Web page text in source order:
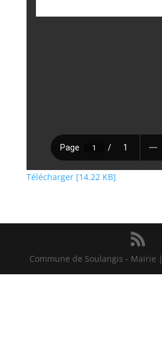
Télécharger [14.22 KB]
Commune de Soulangis - Mairie |